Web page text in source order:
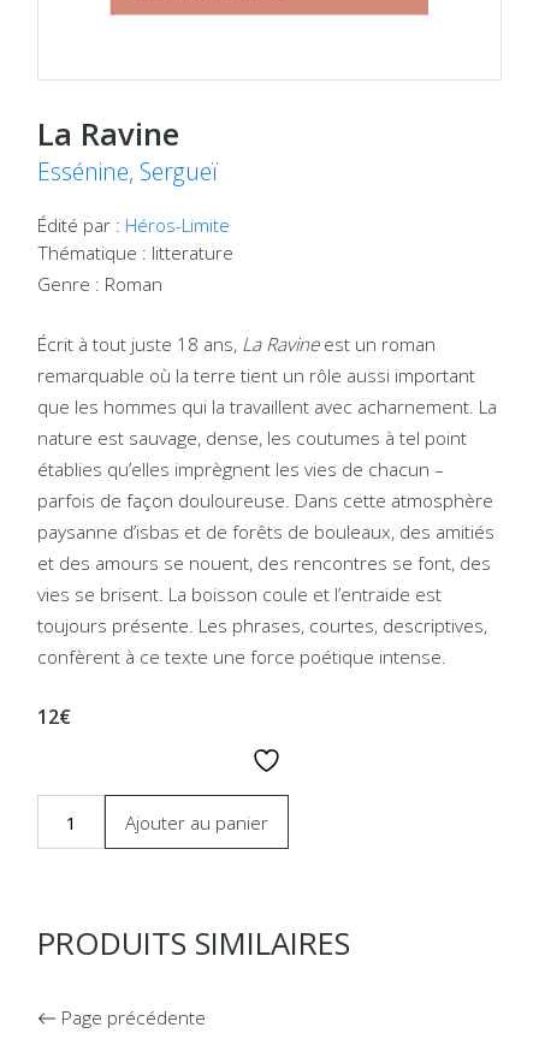
La Ravine
Essénine, Sergueï
Édité par : Héros-Limite
Thématique : litterature
Genre : Roman
Écrit à tout juste 18 ans, La Ravineest un roman
remarquable où la terre tient un rôle aussi important
que les hommes qui la travaillent avec acharnement. La
nature est sauvage, dense, les coutumes à tel point
établies qu’elles imprègnent les vies de chacun –
parfois de façon douloureuse. Dans cette atmosphère
paysanne d’isbas et de forêts de bouleaux, des amitiés
et des amours se nouent, des rencontres se font, des
vies se brisent. La boisson coule et l’entraide est
toujours présente. Les phrases, courtes, descriptives,
confèrent à ce texte une force poétique intense.
12€
Ajouter au panier
PRODUITS SIMILAIRES
Page précédente